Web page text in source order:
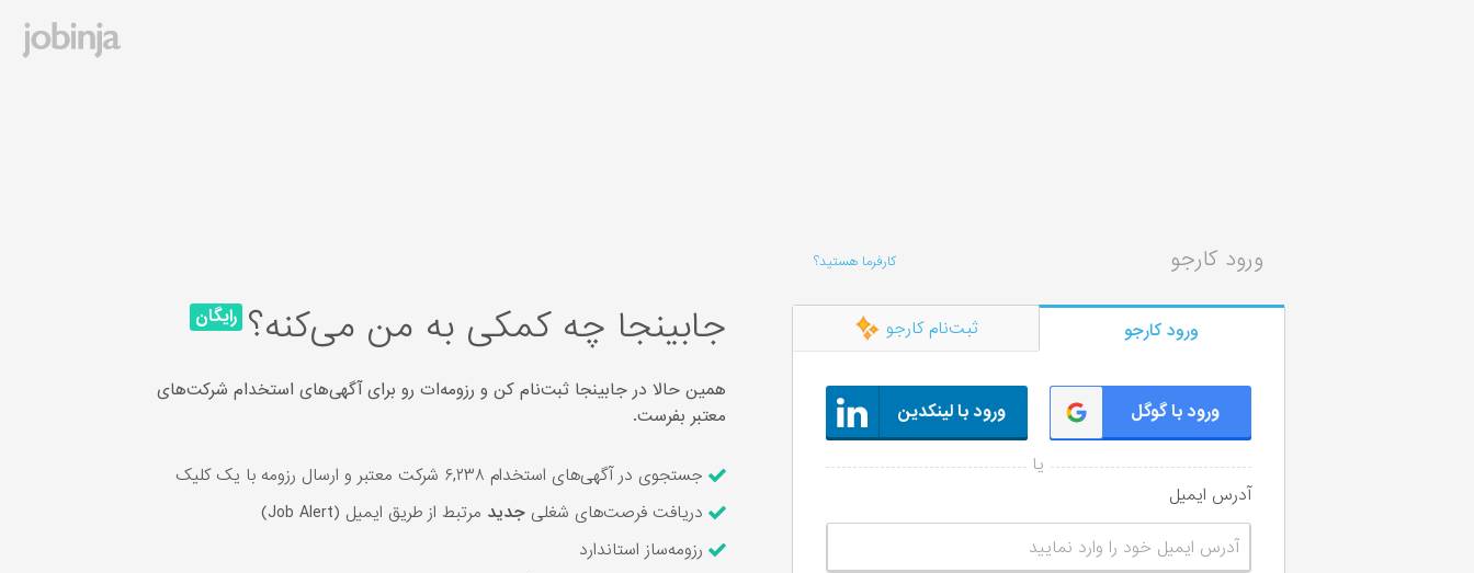
کارفرما هستید؟ ورود کارجو
ورود کارجو ثبت‌نام کارجو
ورود با گوگل ورود با لینکدین
آدرس ایمیل
جابینجا چه کمکی به من می‌کنه؟ رایگان
همین حالا در جابینجا ثبت‌نام کن و رزومه‌ات رو برای آگهی‌های استخدام شرکت‌های
معتبر بفرست.
جستجوی در آگهی‌های استخدام ۶,۲۳۸ شرکت معتبر و ارسال رزومه با یک کلیک
دریافت فرصت‌های شغلی جدید مرتبط از طریق ایمیل (Job Alert)
رزومه‌ساز استاندارد